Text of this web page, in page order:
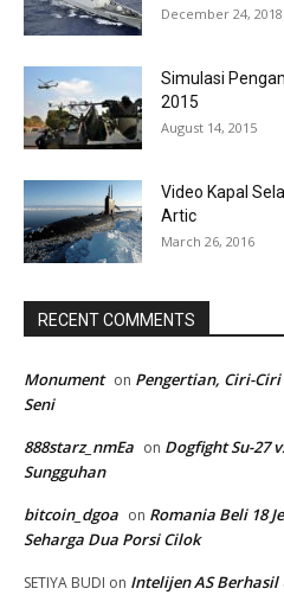
December 24, 2018
Simulasi
2015
August 14, 2015
Video Kapal
Artic
March 26, 2016
RECENT COMMENTS
Monument on Pengertian, Ciri-
Seni
888starz_nmEa on Dogfight Su-27
Sungguhan
bitcoin_dgoa on Romania Beli 18
Seharga Dua Porsi Cilok
SETIYA BUDI on Intelijen AS